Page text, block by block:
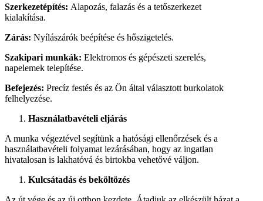
Szerkezetépítés: Alapozás, falazás és a tetőszerkezet
kialakítása.
Zárás: Nyílászárók beépítése és hőszigetelés.
Szakipari munkák: Elektromos és gépészeti szerelés,
napelemek telepítése.
Befejezés: Precíz festés és az Ön által választott burkolatok
felhelyezése.
Használatbavételi eljárás
A munka végeztével segítünk a hatósági ellenőrzések és a
használatbavételi folyamat lezárásában, hogy az ingatlan
hivatalosan is lakhatóvá és birtokba vehetővé váljon.
Kulcsátadás és beköltözés